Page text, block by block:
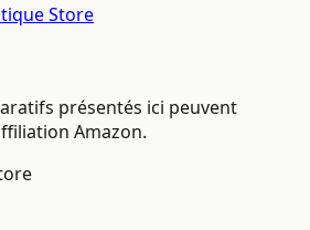
Store
présentés ici peuvent
Amazon.